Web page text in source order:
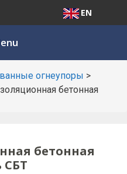
EN
огнеупоры >
бетонная
бетонная
СБТ